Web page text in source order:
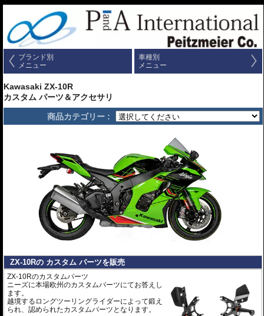
ブランド別
メニュー
車種別
メニュー
Kawasaki ZX-10R
カスタム パーツ＆アクセサリ
商品カテゴリー :
ZX-10Rの カスタム パーツを販売
ZX-10Rのカスタムパーツ
ニーズに本場欧州のカスタムパーツにてお答えし
ます。
越境するロングツーリングライダーによって鍛え
られ、認められたカスタムパーツとなります。